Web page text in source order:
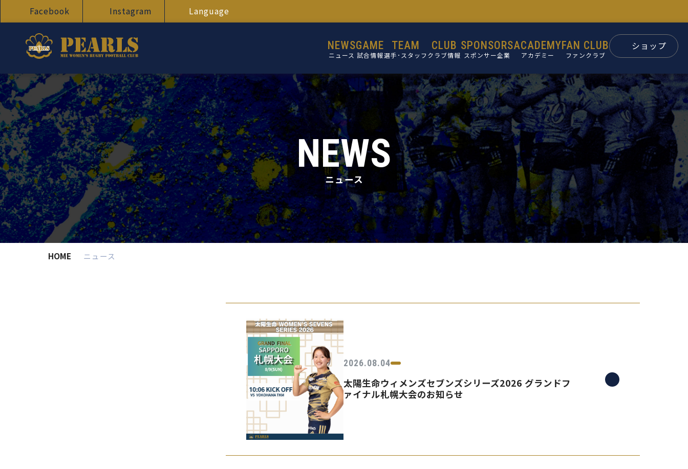
Facebook Instagram Language
NEWS
ニュース
GAME
試合情報
TEAM
選手･スタッフ
選手
スタッフ
CLUB
クラブ情報
設立目的
活動理念
ミッション
ビジョン
コア・バリュー
クラブ概要
施設紹介
クラブ沿革
PEARLSの取り組み
SPONSORS
スポンサー企業
スポンサー
パートナー
後援会
ACADEMY
アカデミー
FAN CLUB
ファンクラブ
ショップ
NEWS
ニュース
HOME ニュース
2026.08.04
太陽生命ウィメンズセブンズシリーズ2026 グランドフ
ァイナル札幌大会のお知らせ